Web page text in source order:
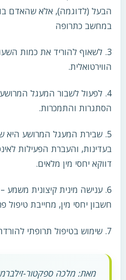
הבעל (לדוגמה), אלא שהאדם
במחשב כתרופה
3. לשאוף להוריד את כמות
הווירטואלית.
4. לפעול לשבור המעגל
הסתגרות והתמכרות.
5. שבירת המעגל המרושע היא
בעדינות, והעברת הפעילות
דווקא יחסי מין מלאים.
6. ענישה מינית קיצונית
חשבון יחסי מין, מחייבת טיפול
7. שימוש בטיפול תרופתי להורדת ההתמכרות לחלוטין.
מאת: מלכה ספקטור-